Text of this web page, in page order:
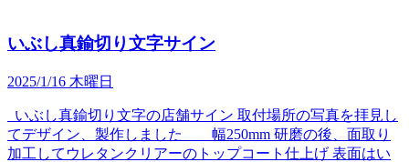
いぶし真鍮切り文字サイン
2025/1/16 木曜日
いぶし真鍮切り文字の店舗サイン 取付場所の写真を拝見し
てデザイン、製作しました 幅250mm 研磨の後、面取り
加工してウレタンクリアーのトップコート仕上げ 表面はい